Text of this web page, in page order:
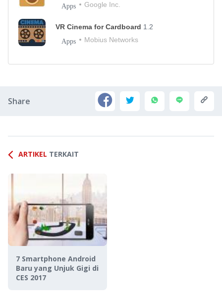
Apps Google Inc.
VR Cinema for Cardboard 1.2
Apps Mobius Networks
Share
ARTIKEL TERKAIT
7 Smartphone Android
Baru yang Unjuk Gigi di
CES 2017